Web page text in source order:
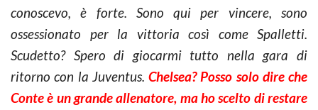
conoscevo, è forte. Sono qui per vincere, sono
ossessionato per la vittoria così come Spalletti.
Scudetto? Spero di giocarmi tutto nella gara di
ritorno con la Juventus. Chelsea? Posso solo dire che
Conte è un grande allenatore, ma ho scelto di restare